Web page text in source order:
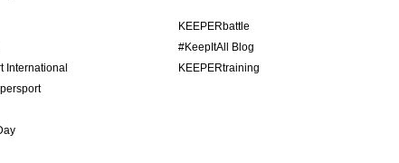
International
KEEPERbattle
#KeepItAll Blog
KEEPERtraining